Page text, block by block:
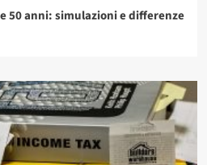
50 anni: simulazioni e differenze